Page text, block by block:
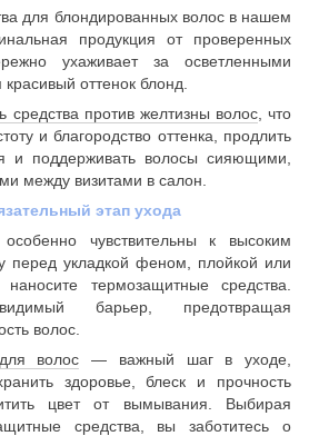
для блондированных волос в нашем
продукция от проверенных
ухаживает за осветленными
оттенок блонд.
средства против желтизны волос, что
и благородство оттенка, продлить
и поддерживать волосы сияющими,
между визитами в салон.
этап ухода
чувствительны к высоким
перед укладкой феном, плойкой или
термозащитные средства.
барьер, предотвращая
волос.
волос — важный шаг в уходе,
здоровье, блеск и прочность
цвет от вымывания. Выбирая
средства, вы заботитесь о